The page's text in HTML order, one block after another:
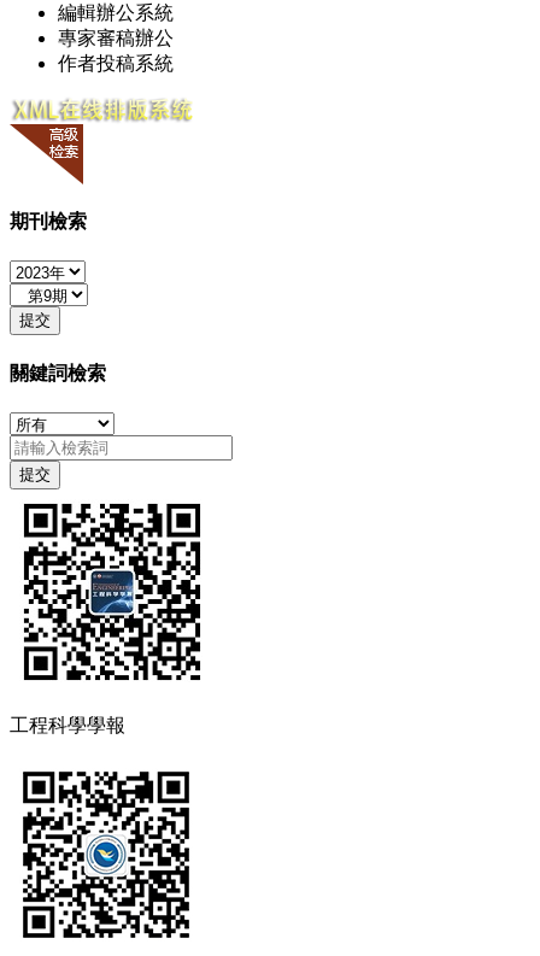
編輯辦公系統
專家審稿辦公
作者投稿系統
期刊檢索
關鍵詞檢索
工程科學學報